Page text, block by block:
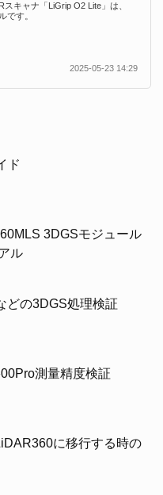
キャナ「LiGrip O2 Lite」は、
です。
2025-05-23 14:29
ド
3DGSモジュール
ル
どの3DGS処理検証
測量精度検証
に移行する時の